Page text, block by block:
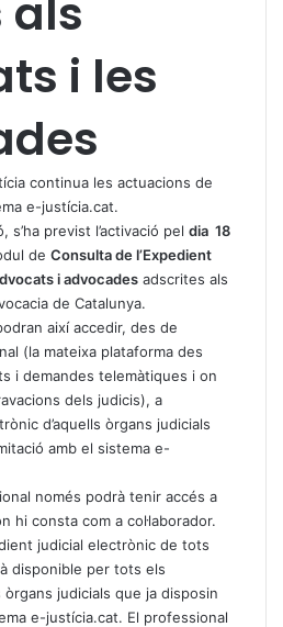
als
i les
continua les actuacions de
e-justícia.cat.
s’ha previst l’activació pel dia 18
de Consulta de l’Expedient
i advocades adscrites als
de Catalunya.
així accedir, des de
(la mateixa plataforma des
i demandes telemàtiques i on
dels judicis), a
d’aquells òrgans judicials
amb el sistema e-
només podrà tenir accés a
hi consta com a col·laborador.
judicial electrònic de tots
disponible per tots els
òrgans judicials que ja disposin
e-justícia.cat. El professional